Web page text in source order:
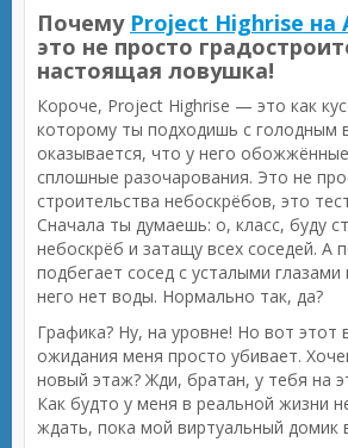
Почему Project Highrise на
это не просто
настоящая ловушка!
Короче, Project Highrise — это как
которому ты подходишь с голодным
оказывается, что у него
сплошные разочарования. Это не
строительства небоскрёбов, это
Сначала ты думаешь: о, класс, буду
небоскрёб и затащу всех соседей. А
подбегает сосед с усталыми
него нет воды. Нормально так, да?
Графика? Ну, на уровне! Но вот этот
ожидания меня просто убивает.
новый этаж? Жди, братан, у тебя на
Как будто у меня в реальной жизни
ждать, пока мой виртуальный домик